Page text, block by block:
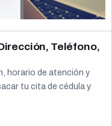
Teléfono,
horario de atención y
tu cita de cédula y